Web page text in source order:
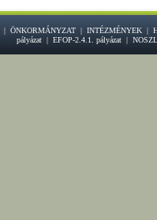
| ÖNKORMÁNYZAT | INTÉZMÉNYEK |
pályázat| EFOP-2.4.1. pályázat|